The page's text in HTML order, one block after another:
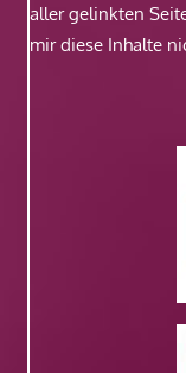
aller gelinkten
mir diese Inhalte